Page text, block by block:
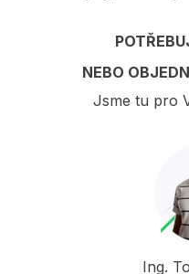
NEBO
Jsme tu pro
Ing.